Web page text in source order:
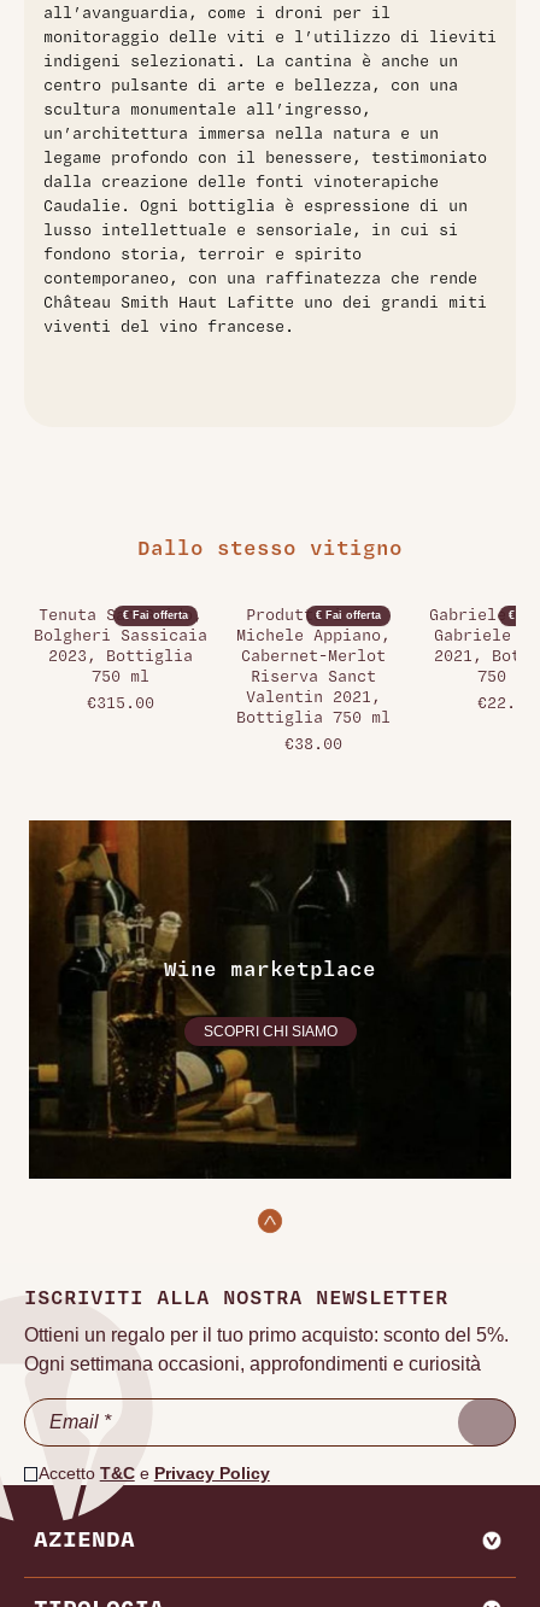
all’avanguardia, come i droni per il
monitoraggio delle viti e l’utilizzo di lieviti
indigeni selezionati. La cantina è anche un
centro pulsante di arte e bellezza, con una
scultura monumentale all’ingresso,
un’architettura immersa nella natura e un
legame profondo con il benessere, testimoniato
dalla creazione delle fonti vinoterapiche
Caudalie. Ogni bottiglia è espressione di un
lusso intellettuale e sensoriale, in cui si
fondono storia, terroir e spirito
contemporaneo, con una raffinatezza che rende
Château Smith Haut Lafitte uno dei grandi miti
viventi del vino francese.
Dallo stesso vitigno
€ Fai offerta
Tenuta San Guido,
Bolgheri Sassicaia
2023, Bottiglia
750 ml
€315.00
€ Fai offerta
Produttori San
Michele Appiano,
Cabernet-Merlot
Riserva Sanct
Valentin 2021,
Bottiglia 750 ml
€38.00
€ Fai
Gabriele
Gabriele
2021,
750 ml
€22.00
Wine marketplace
SCOPRI CHI SIAMO
ISCRIVITI ALLA NOSTRA NEWSLETTER
Ottieni un regalo per il tuo primo acquisto: sconto del 5%.
Ogni settimana occasioni, approfondimenti e curiosità
Accetto T&Ce Privacy Policy
AZIENDA
CHI SIAMO